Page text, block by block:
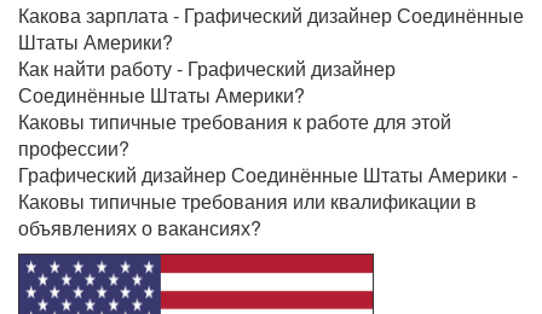
Какова зарплата - Графический дизайнер Соединённые
Штаты Америки?
Как найти работу - Графический дизайнер
Соединённые Штаты Америки?
Каковы типичные требования к работе для этой
профессии?
Графический дизайнер Соединённые Штаты Америки -
Каковы типичные требования или квалификации в
объявлениях о вакансиях?